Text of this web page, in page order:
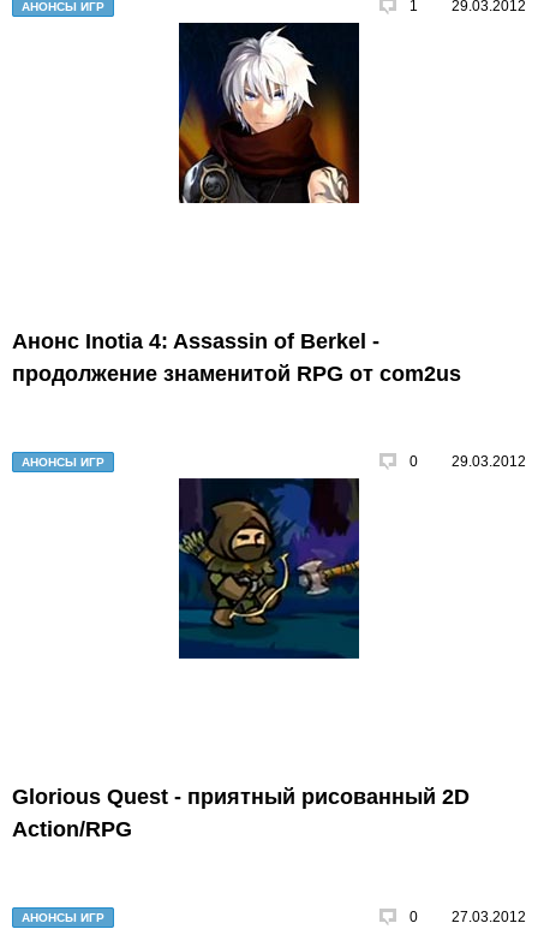
АНОНСЫ ИГР 1 29.03.2012
Анонс Inotia 4: Assassin of Berkel -
продолжение знаменитой RPG от com2us
АНОНСЫ ИГР 0 29.03.2012
Glorious Quest - приятный рисованный 2D
Action/RPG
АНОНСЫ ИГР 0 27.03.2012